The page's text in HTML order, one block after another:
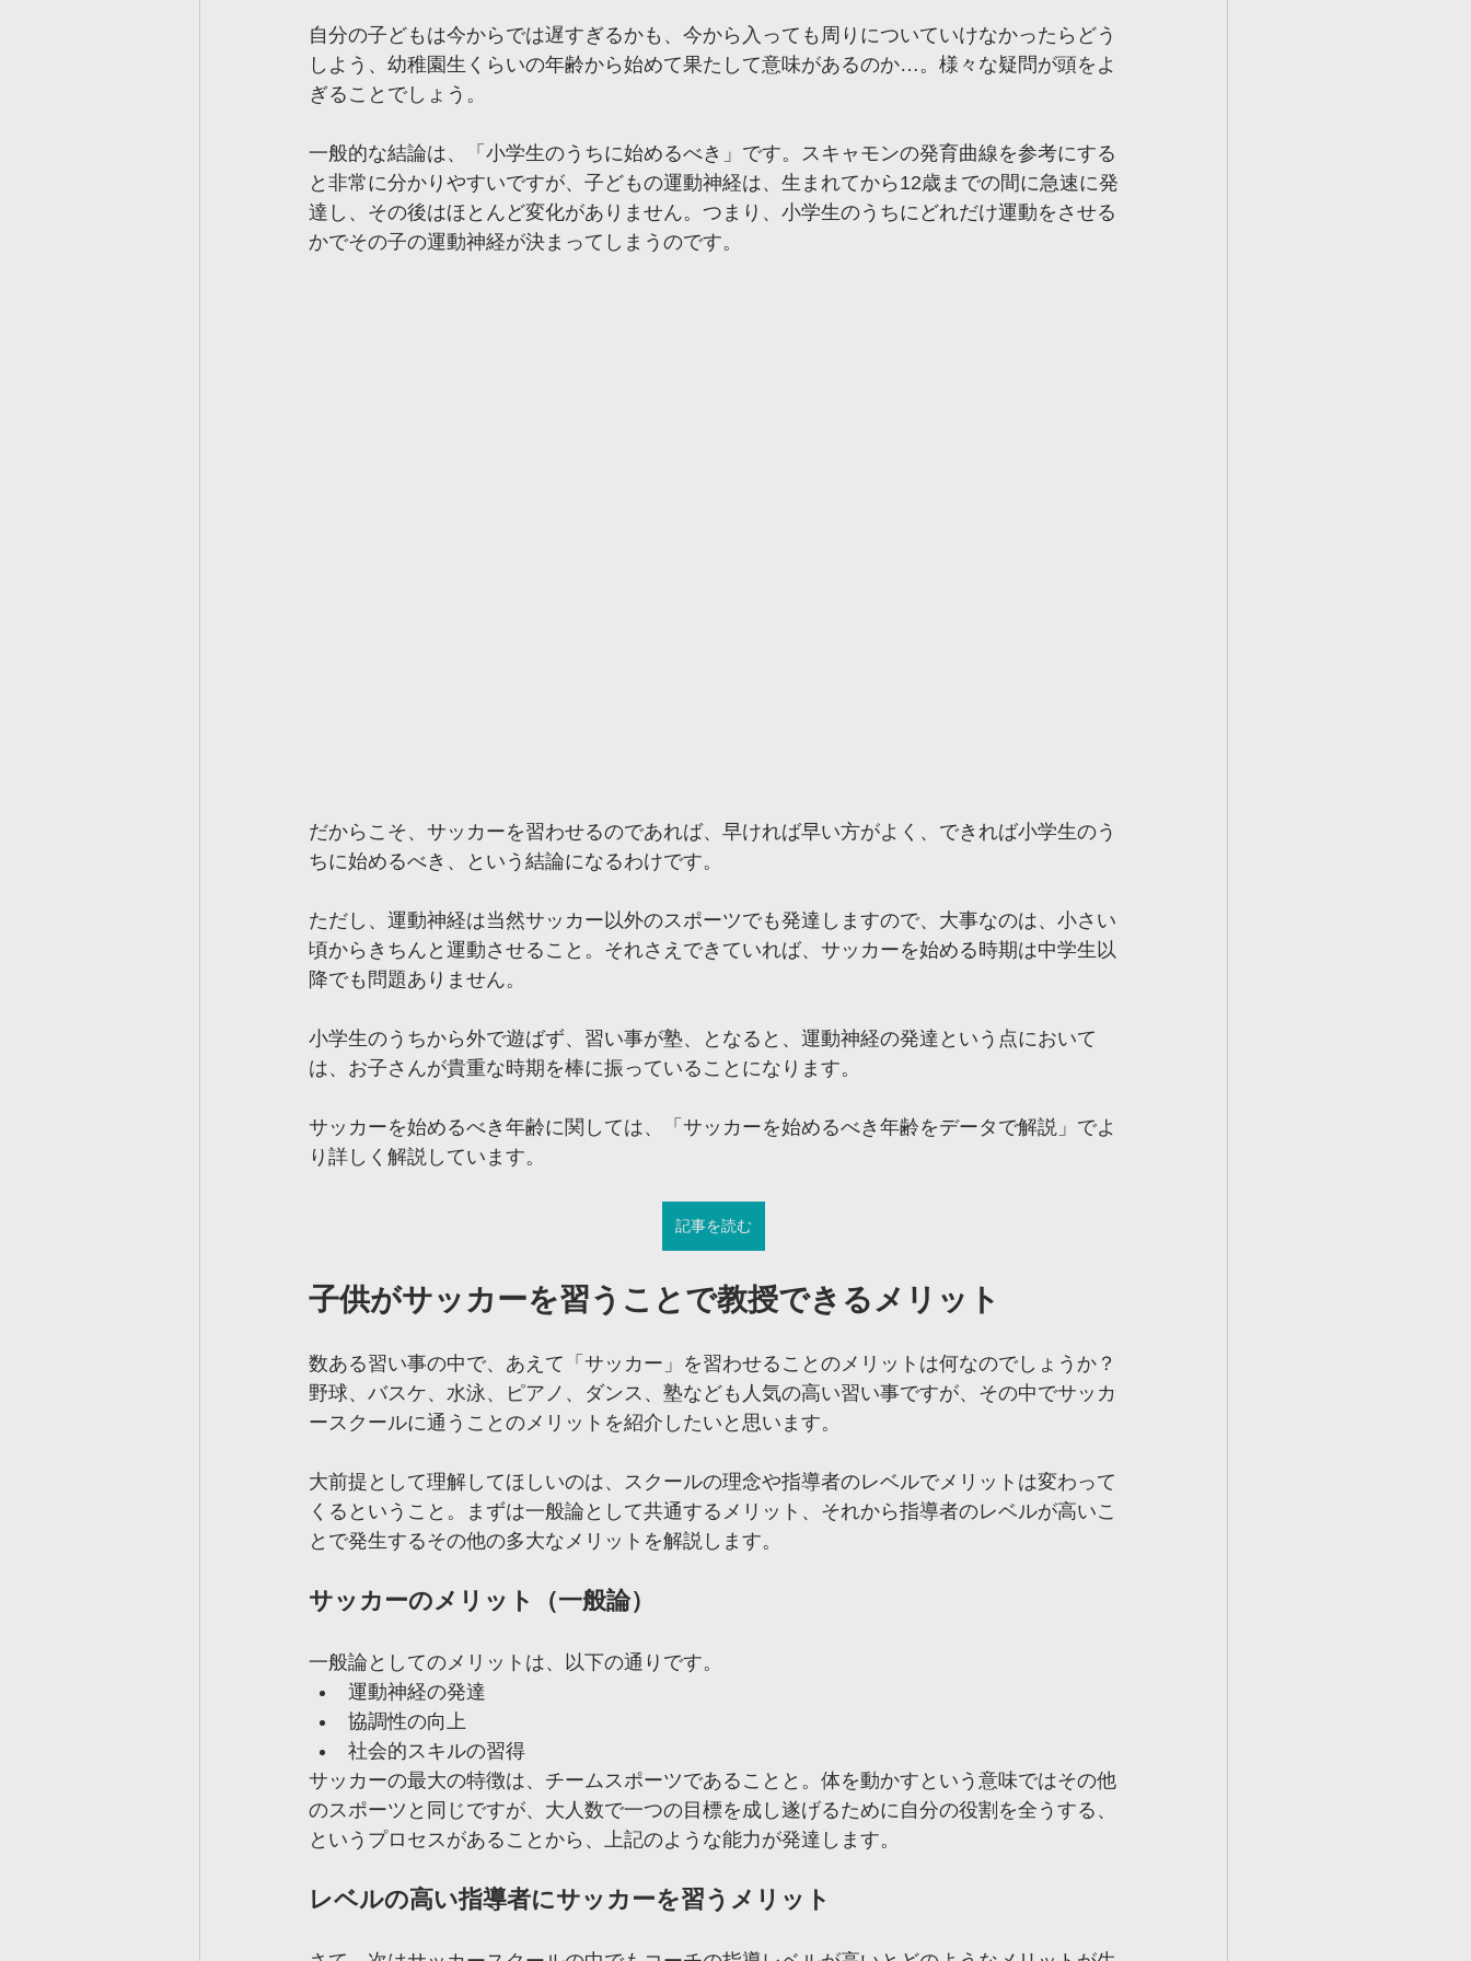
自分の子どもは今からでは遅すぎるかも、今から入っても周りについていけなかったらどう
しよう、幼稚園生くらいの年齢から始めて果たして意味があるのか…。様々な疑問が頭をよ
ぎることでしょう。
一般的な結論は、「小学生のうちに始めるべき」です。スキャモンの発育曲線を参考にする
と非常に分かりやすいですが、子どもの運動神経は、生まれてから12歳までの間に急速に発
達し、その後はほとんど変化がありません。つまり、小学生のうちにどれだけ運動をさせる
かでその子の運動神経が決まってしまうのです。
だからこそ、サッカーを習わせるのであれば、早ければ早い方がよく、できれば小学生のう
ちに始めるべき、という結論になるわけです。
ただし、運動神経は当然サッカー以外のスポーツでも発達しますので、大事なのは、小さい
頃からきちんと運動させること。それさえできていれば、サッカーを始める時期は中学生以
降でも問題ありません。
小学生のうちから外で遊ばず、習い事が塾、となると、運動神経の発達という点において
は、お子さんが貴重な時期を棒に振っていることになります。
サッカーを始めるべき年齢に関しては、「サッカーを始めるべき年齢をデータで解説」でよ
り詳しく解説しています。
記事を読む
子供がサッカーを習うことで教授できるメリット
数ある習い事の中で、あえて「サッカー」を習わせることのメリットは何なのでしょうか？
野球、バスケ、水泳、ピアノ、ダンス、塾なども人気の高い習い事ですが、その中でサッカ
ースクールに通うことのメリットを紹介したいと思います。
大前提として理解してほしいのは、スクールの理念や指導者のレベルでメリットは変わって
くるということ。まずは一般論として共通するメリット、それから指導者のレベルが高いこ
とで発生するその他の多大なメリットを解説します。
サッカーのメリット（一般論）
一般論としてのメリットは、以下の通りです。
運動神経の発達
協調性の向上
社会的スキルの習得
サッカーの最大の特徴は、チームスポーツであることと。体を動かすという意味ではその他
のスポーツと同じですが、大人数で一つの目標を成し遂げるために自分の役割を全うする、
というプロセスがあることから、上記のような能力が発達します。
レベルの高い指導者にサッカーを習うメリット